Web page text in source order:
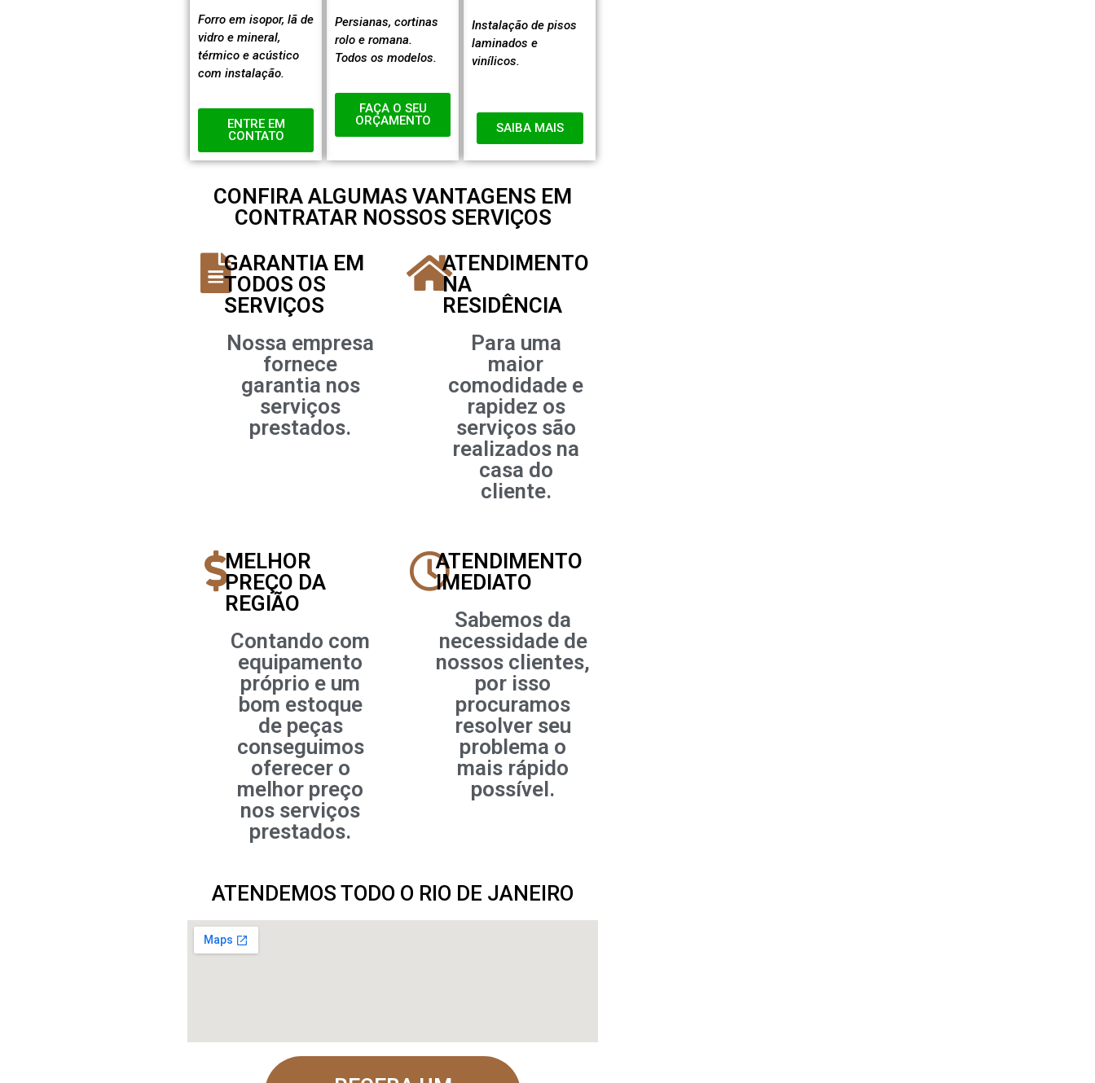
Forro em isopor, lã de
vidro e mineral,
térmico e acústico
com instalação.
ENTRE EM
CONTATO
Persianas, cortinas
rolo e romana.
Todos os modelos.
FAÇA O SEU
ORÇAMENTO
Instalação de pisos
laminados e
vinílicos.
SAIBA MAIS
CONFIRA ALGUMAS VANTAGENS EM
CONTRATAR NOSSOS SERVIÇOS
GARANTIA EM
TODOS OS
SERVIÇOS
Nossa empresa
fornece
garantia nos
serviços
prestados.
ATENDIMENTO
NA
RESIDÊNCIA
Para uma
maior
comodidade e
rapidez os
serviços são
realizados na
casa do
cliente.
MELHOR
PREÇO DA
REGIÃO
Contando com
equipamento
próprio e um
bom estoque
de peças
conseguimos
oferecer o
melhor preço
nos serviços
prestados.
ATENDIMENTO
IMEDIATO
Sabemos da
necessidade de
nossos clientes,
por isso
procuramos
resolver seu
problema o
mais rápido
possível.
ATENDEMOS TODO O RIO DE JANEIRO